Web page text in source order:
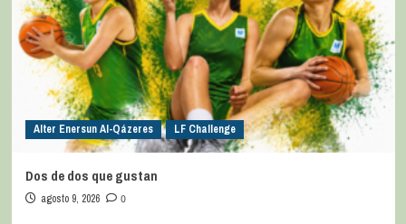
Alter Enersun Al-Qázeres LF Challenge
Dos de dos que gustan
agosto 9, 2026 0